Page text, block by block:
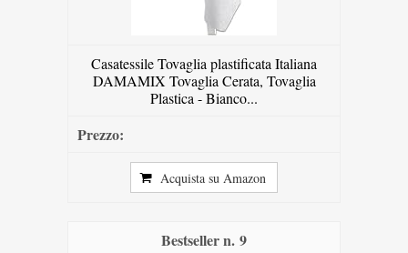
Casatessile Tovaglia plastificata Italiana
DAMAMIX Tovaglia Cerata, Tovaglia
Plastica - Bianco...
Acquista su Amazon
9